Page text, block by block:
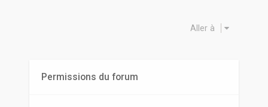
Aller à
Permissions du forum